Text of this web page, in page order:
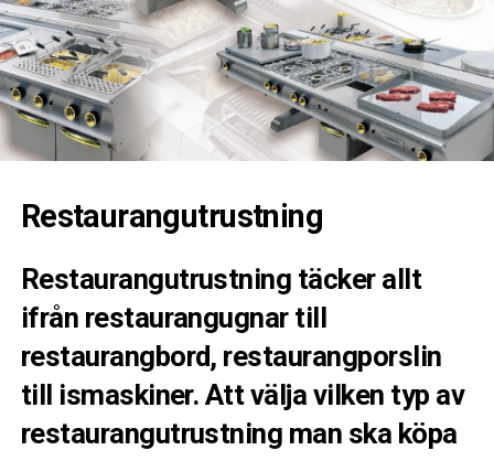
Restaurangutrustning
Restaurangutrustning täcker allt
ifrån restaurangugnar till
restaurangbord, restaurangporslin
till ismaskiner. Att välja vilken typ av
restaurangutrustning man ska köpa